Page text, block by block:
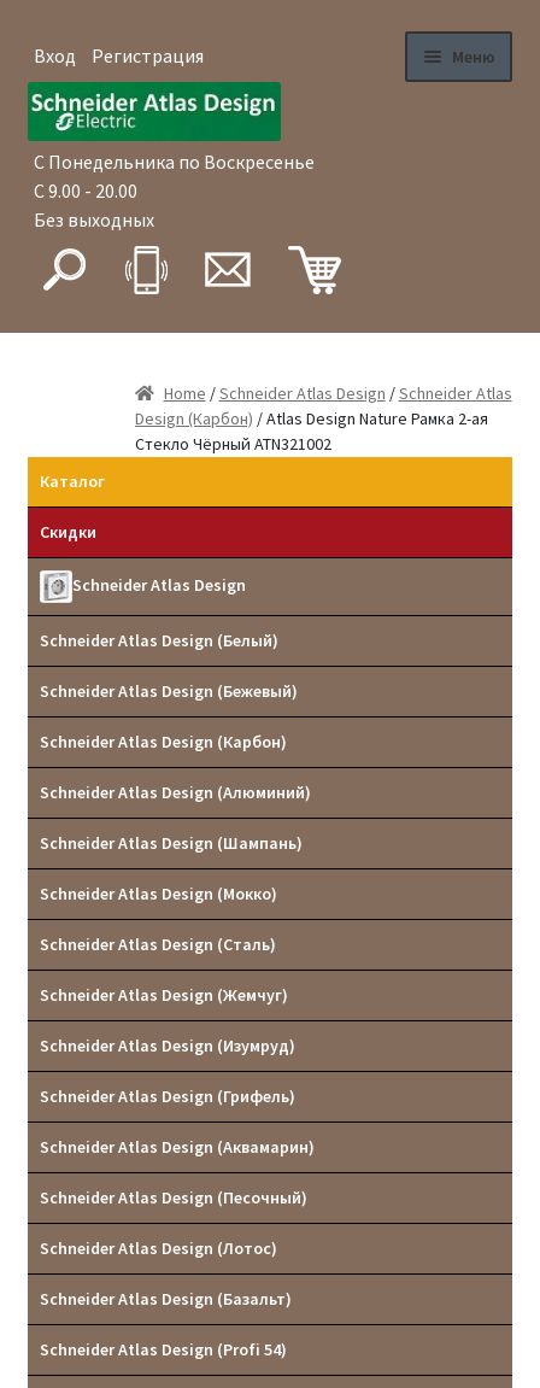
Меню
Вход Регистрация
Главная
Магазин
Оптовые продажи
Реквизиты
Контакты
Перейти
навигации
Перейти
содержимому
С Понедельника по Воскресенье
С 9.00 - 20.00
Без выходных
Home /Schneider Atlas Design /Schneider Atlas
Design (Карбон) / Atlas Design Nature Рамка 2-ая
Стекло Чёрный ATN321002
Каталог
Скидки
Schneider Atlas Design
Schneider Atlas Design (Белый)
Schneider Atlas Design (Бежевый)
Schneider Atlas Design (Карбон)
Schneider Atlas Design (Алюминий)
Schneider Atlas Design (Шампань)
Schneider Atlas Design (Мокко)
Schneider Atlas Design (Сталь)
Schneider Atlas Design (Жемчуг)
Schneider Atlas Design (Изумруд)
Schneider Atlas Design (Грифель)
Schneider Atlas Design (Аквамарин)
Schneider Atlas Design (Песочный)
Schneider Atlas Design (Лотос)
Schneider Atlas Design (Базальт)
Schneider Atlas Design (Profi 54)